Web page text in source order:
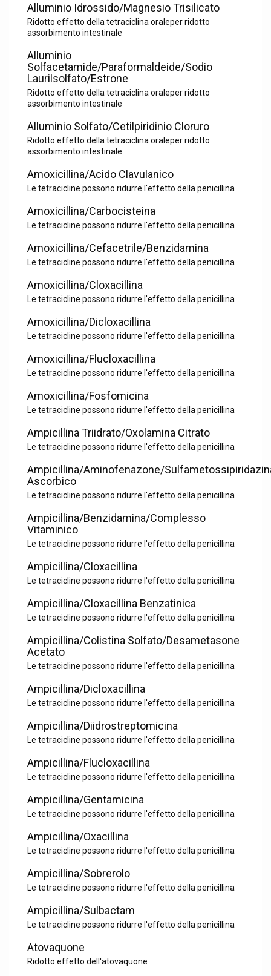
Alluminio Idrossido/Magnesio Trisilicato
Ridotto effetto della tetraciclina oraleper ridotto
assorbimento intestinale
Alluminio
Solfacetamide/Paraformaldeide/Sodio
Laurilsolfato/Estrone
Ridotto effetto della tetraciclina oraleper ridotto
assorbimento intestinale
Alluminio Solfato/Cetilpiridinio Cloruro
Ridotto effetto della tetraciclina oraleper ridotto
assorbimento intestinale
Amoxicillina/Acido Clavulanico
Le tetracicline possono ridurre l'effetto della penicillina
Amoxicillina/Carbocisteina
Le tetracicline possono ridurre l'effetto della penicillina
Amoxicillina/Cefacetrile/Benzidamina
Le tetracicline possono ridurre l'effetto della penicillina
Amoxicillina/Cloxacillina
Le tetracicline possono ridurre l'effetto della penicillina
Amoxicillina/Dicloxacillina
Le tetracicline possono ridurre l'effetto della penicillina
Amoxicillina/Flucloxacillina
Le tetracicline possono ridurre l'effetto della penicillina
Amoxicillina/Fosfomicina
Le tetracicline possono ridurre l'effetto della penicillina
Ampicillina Triidrato/Oxolamina Citrato
Le tetracicline possono ridurre l'effetto della penicillina
Ampicillina/Aminofenazone/
Ascorbico
Le tetracicline possono ridurre l'effetto della penicillina
Ampicillina/Benzidamina/Complesso
Vitaminico
Le tetracicline possono ridurre l'effetto della penicillina
Ampicillina/Cloxacillina
Le tetracicline possono ridurre l'effetto della penicillina
Ampicillina/Cloxacillina Benzatinica
Le tetracicline possono ridurre l'effetto della penicillina
Ampicillina/Colistina Solfato/Desametasone
Acetato
Le tetracicline possono ridurre l'effetto della penicillina
Ampicillina/Dicloxacillina
Le tetracicline possono ridurre l'effetto della penicillina
Ampicillina/Diidrostreptomicina
Le tetracicline possono ridurre l'effetto della penicillina
Ampicillina/Flucloxacillina
Le tetracicline possono ridurre l'effetto della penicillina
Ampicillina/Gentamicina
Le tetracicline possono ridurre l'effetto della penicillina
Ampicillina/Oxacillina
Le tetracicline possono ridurre l'effetto della penicillina
Ampicillina/Sobrerolo
Le tetracicline possono ridurre l'effetto della penicillina
Ampicillina/Sulbactam
Le tetracicline possono ridurre l'effetto della penicillina
Atovaquone
Ridotto effetto dell'atovaquone